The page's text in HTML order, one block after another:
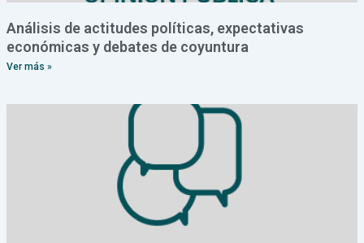
Análisis de actitudes políticas, expectativas
económicas y debates de coyuntura
Ver más »